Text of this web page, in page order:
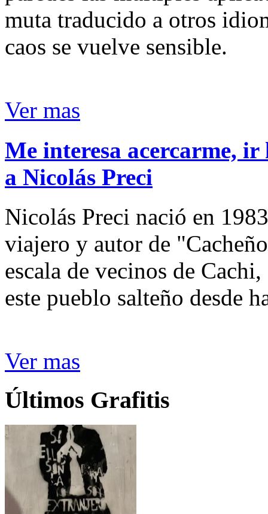
muta traducido a otros
caos se vuelve sensible.
Ver mas
Me interesa acercarme,
a Nicolás Preci
Nicolás Preci nació en
viajero y autor de
escala de vecinos de
este pueblo salteño desde
Ver mas
Últimos Grafitis